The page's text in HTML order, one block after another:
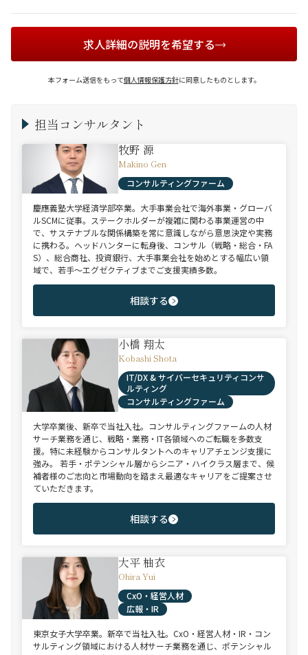
求人詳細の説明を希望する
本フォーム送信をもって個人情報保護方針に同意したものとします。
担当コンサルタント
牧野 源
Makino Gen
コンサルティングファーム
慶應義塾大学経済学部卒業。大手事業会社で海外事業・グローバ
ルSCMに従事。ステークホルダーが複雑に関わる事業運営の中
で、サステナブルな関係構築を常に意識しながら意思決定や実務
に携わる。ヘッドハンターに転身後、コンサル（戦略・総合・FA
S）、総合商社、投資銀行、大手事業会社を始めとする幅広い領
域で、若手～エグゼクティブまでご支援実績多数。
相談する
小橋 翔太
Kobashi Shota
IT/DX & サイバーセキュリティコンサ
ルティング
コンサルティングファーム
大学卒業後、新卒で当社入社。コンサルティングファームの人材
サーチ業務を通じ、戦略・業務・IT各領域へのご転職を多数支
援。特に未経験からコンサルタントへのキャリアチェンジ支援に
強み。 若手・ポテンシャル層からシニア・ハイクラス層まで、候
補者様のご志向と市場動向を踏まえ最適なキャリアをご提案させ
ていただきます。
相談する
大平 柚衣
Ohira Yui
CxO・経営人材
広報・IR
東京女子大学卒業。新卒で当社入社。CxO・経営人材・IR・コン
サルティング領域における人材サーチ業務を通じ、ポテンシャル